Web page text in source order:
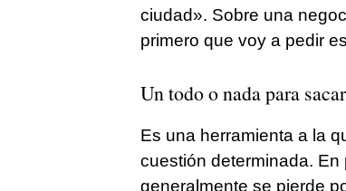
ciudad». Sobre una
primero que voy a pedir
Un todo o nada para
Es una herramienta a la
cuestión determinada.
generalmente se pierde